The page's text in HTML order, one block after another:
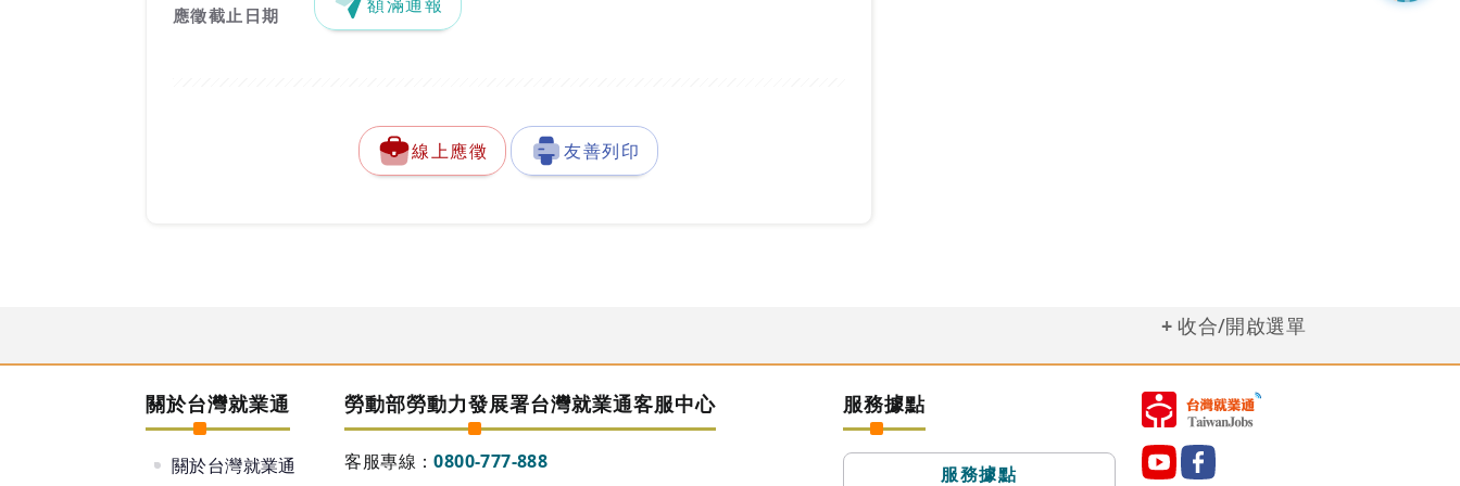
應徵截止日期
線上應徵 友善列印
收合/開啟選單
關於台灣就業通
關於台灣就業通
勞動部勞動力發展署台灣就業通客服中心
客服專線：0800-777-888
服務據點
服務據點